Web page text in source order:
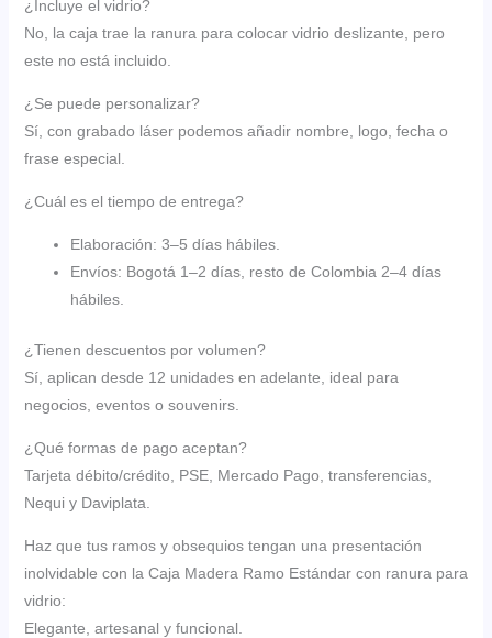
¿Incluye el vidrio?
No, la caja trae la ranura para colocar vidrio deslizante, pero
este no está incluido.
¿Se puede personalizar?
Sí, con grabado láser podemos añadir nombre, logo, fecha o
frase especial.
¿Cuál es el tiempo de entrega?
Elaboración: 3–5 días hábiles.
Envíos: Bogotá 1–2 días, resto de Colombia 2–4 días
hábiles.
¿Tienen descuentos por volumen?
Sí, aplican desde 12 unidades en adelante, ideal para
negocios, eventos o souvenirs.
¿Qué formas de pago aceptan?
Tarjeta débito/crédito, PSE, Mercado Pago, transferencias,
Nequi y Daviplata.
Haz que tus ramos y obsequios tengan una presentación
inolvidable con la Caja Madera Ramo Estándar con ranura para
vidrio:
Elegante, artesanal y funcional.